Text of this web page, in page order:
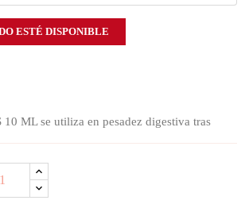
ESTÉ DISPONIBLE
ML se utiliza en pesadez digestiva tras